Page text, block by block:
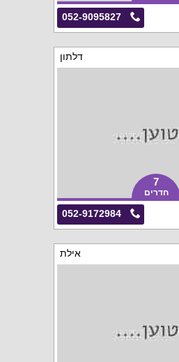
052-9095827
דלתון
7
חדרים
052-9172984
אילת